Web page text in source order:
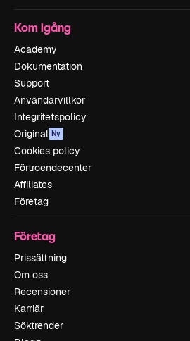
Kom igång
Academy
Dokumentation
Support
Användarvillkor
Integritetspolicy
Original Ny
Cookies policy
Förtroendecenter
Affiliates
Företag
Företag
Prissättning
Om oss
Recensioner
Karriär
Söktrender